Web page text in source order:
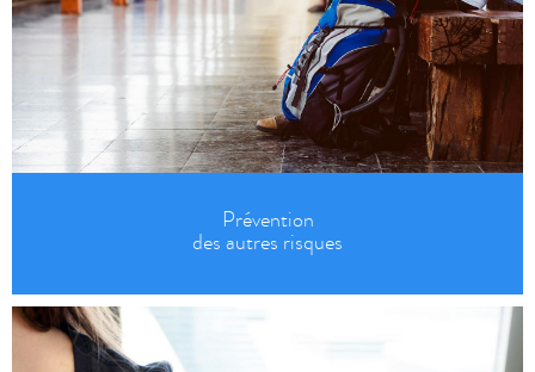
Prévention
des autres risques